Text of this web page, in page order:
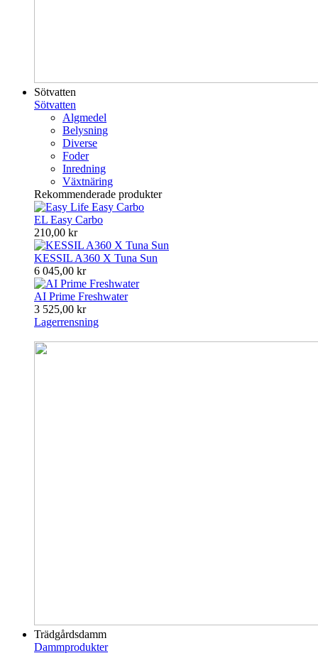
Sötvatten
Sötvatten
Algmedel
Belysning
Diverse
Foder
Inredning
Växtnäring
Rekommenderade produkter
EL Easy Carbo
210,00 kr
KESSIL A360 X Tuna Sun
6 045,00 kr
AI Prime Freshwater
3 525,00 kr
Lagerrensning
Trädgårdsdamm
Dammprodukter